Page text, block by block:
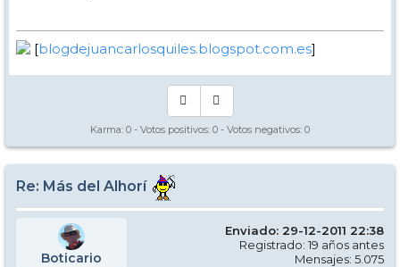
[blogdejuancarlosquiles.blogspot.com.es]
Karma: 0 - Votos positivos: 0 - Votos negativos: 0
Re: Más del Alhorí
Boticario
Enviado: 29-12-2011 22:38
Registrado: 19 años antes
Mensajes: 5.075